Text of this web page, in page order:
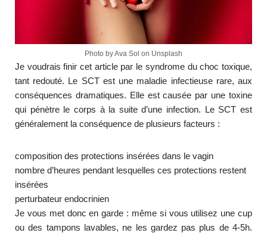
Photo by Ava Sol on Unsplash
Je voudrais finir cet article par le syndrome du choc toxique,
tant redouté. Le SCT est une maladie infectieuse rare, aux
conséquences dramatiques. Elle est causée par une toxine
qui pénètre le corps à la suite d’une infection. Le SCT est
généralement la conséquence de plusieurs facteurs :
composition des protections insérées dans le vagin
nombre d’heures pendant lesquelles ces protections restent
insérées
perturbateur endocrinien
Je vous met donc en garde : même si vous utilisez une cup
ou des tampons lavables, ne les gardez pas plus de 4-5h.